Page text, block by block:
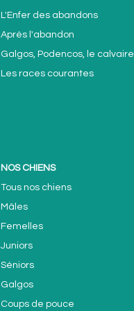
L'Enfer des abandons
Après l'abandon
Galgos, Podencos, le calvaire
Les races courantes
NOS CHIENS
Tous nos chiens
Mâles
Femelles
Juniors
Séniors
Galgos
Coups de pouce